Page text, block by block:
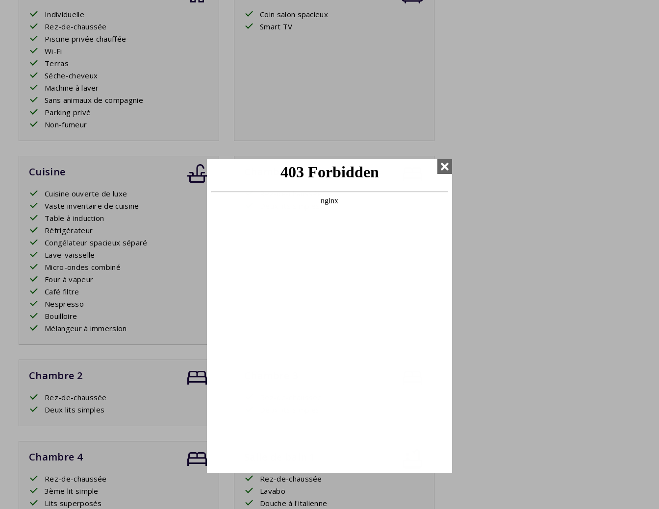
Individuelle
Rez-de-chaussée
Piscine privée chauffée
Wi-Fi
Terras
Séche-cheveux
Machine à laver
Sans animaux de compagnie
Parking privé
Non-fumeur
Coin salon spacieux
Smart TV
Cuisine
Cuisine ouverte de luxe
Vaste inventaire de cuisine
Table à induction
Réfrigérateur
Congélateur spacieux séparé
Lave-vaisselle
Micro-ondes combiné
Four à vapeur
Café filtre
Nespresso
Bouilloire
Mélangeur à immersion
Chambre 1
Rez-de-chaussée
Chambre 2
Rez-de-chaussée
Deux lits simples
Chambre 4
Rez-de-chaussée
3ème lit simple
Lits superposés
Rez-de-chaussée
Lavabo
Douche à l'italienne